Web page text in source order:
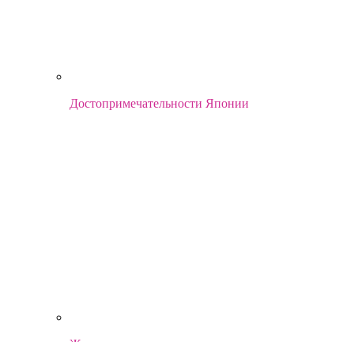
Достопримечательности Японии